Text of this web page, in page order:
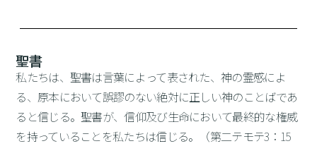
聖書
私たちは、聖書は言葉によって表された、神の霊感によ
る、原本において誤謬のない絶対に正しい神のことばであ
ると信じる。聖書が、信仰及び生命において最終的な権威
を持っていることを私たちは信じる。（第二テモテ3：15